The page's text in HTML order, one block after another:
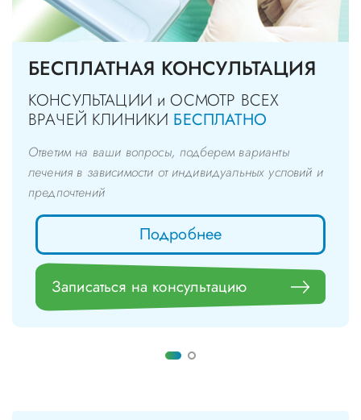
БЕСПЛАТНАЯ КОНСУЛЬТАЦИЯ
КОНСУЛЬТАЦИИ и ОСМОТР ВСЕХ
ВРАЧЕЙ КЛИНИКИ БЕСПЛАТНО
Ответим на ваши вопросы, подберем варианты
лечения в зависимости от индивидуальных условий и
предпочтений
Подробнее
Записаться на консультацию